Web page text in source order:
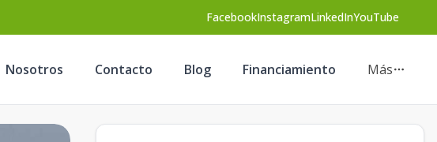
FacebookInstagramLinkedInYouTube
Nosotros Contacto Blog Financiamiento Más